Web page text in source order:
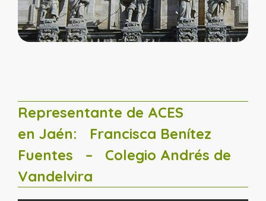
Representante de ACES
en Jaén:
Francisca Benítez
Fuentes
– Colegio Andrés de
Vandelvira